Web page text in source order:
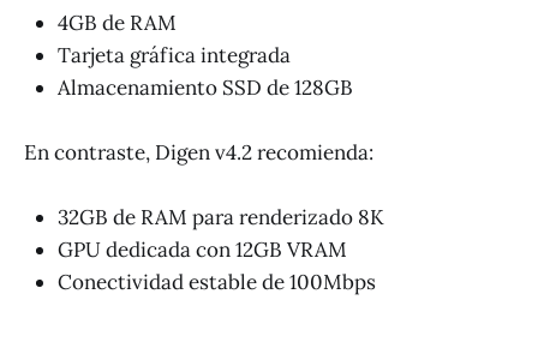
4GB de RAM
Tarjeta gráfica integrada
Almacenamiento SSD de 128GB
En contraste, Digen v4.2 recomienda:
32GB de RAM para renderizado 8K
GPU dedicada con 12GB VRAM
Conectividad estable de 100Mbps